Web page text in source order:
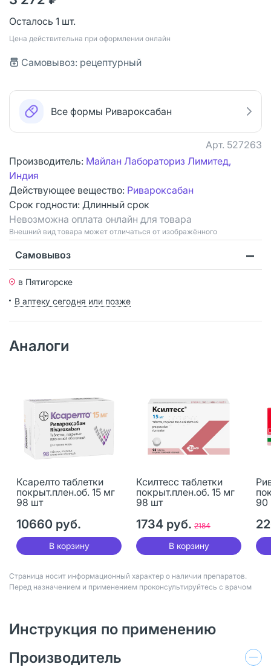
Осталось 1 шт.
Цена действительна при оформлении онлайн
Самовывоз: рецептурный
Все формы Ривароксабан
Арт. 527263
Производитель: Майлан Лабораториз Лимитед,
Индия
Действующее вещество: Ривароксабан
Срок годности: Длинный срок
Невозможна оплата онлайн для товара
Bнешний вид товара может отличаться от изображённого
Самовывоз
в Пятигорске
В аптеку сегодня или позже
Аналоги
Ксарелто таблетки
покрыт.плен.об. 15 мг
98 шт
10660 руб.
В корзину
Ксилтесс таблетки
покрыт.плен.об. 15 мг
98 шт
1734 руб. 2184
В корзину
90
Страница носит информационный характер о наличии препаратов.
Перед назначением и применением проконсультируйтесь с врачом
Инструкция по применению
Производитель